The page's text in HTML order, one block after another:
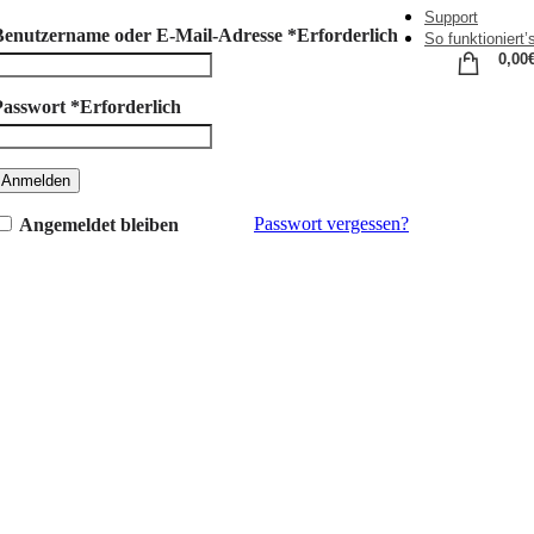
Support
So
oder E-Mail-Adresse *Erforderlich
*Erforderlich
Anmelden
Passwort vergessen?
Angemeldet bleiben
0,00